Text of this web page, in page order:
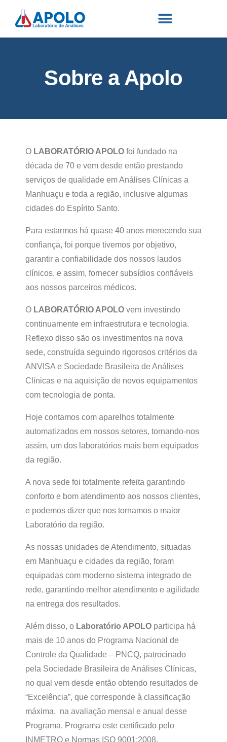
Sobre a Apolo
O LABORATÓRIO APOLO foi fundado na
década de 70 e vem desde então prestando
serviços de qualidade em Análises Clínicas a
Manhuaçu e toda a região, inclusive algumas
cidades do Espírito Santo.
Para estarmos há quase 40 anos merecendo sua
confiança, foi porque tivemos por objetivo,
garantir a confiabilidade dos nossos laudos
clínicos, e assim, fornecer subsídios confiáveis
aos nossos parceiros médicos.
O LABORATÓRIO APOLO vem investindo
continuamente em infraestrutura e tecnologia.
Reflexo disso são os investimentos na nova
sede, construída seguindo rigorosos critérios da
ANVISA e Sociedade Brasileira de Análises
Clínicas e na aquisição de novos equipamentos
com tecnologia de ponta.
Hoje contamos com aparelhos totalmente
automatizados em nossos setores, tornando-nos
assim, um dos laboratórios mais bem equipados
da região.
A nova sede foi totalmente refeita garantindo
conforto e bom atendimento aos nossos clientes,
e podemos dizer que nos tornamos o maior
Laboratório da região.
As nossas unidades de Atendimento, situadas
em Manhuaçu e cidades da região, foram
equipadas com moderno sistema integrado de
rede, garantindo melhor atendimento e agilidade
na entrega dos resultados.
Além disso, o Laboratório APOLO participa há
mais de 10 anos do Programa Nacional de
Controle da Qualidade – PNCQ, patrocinado
pela Sociedade Brasileira de Análises Clínicas,
no qual vem desde então obtendo resultados de
“Excelência”, que corresponde à classificação
máxima, na avaliação mensal e anual desse
Programa. Programa este certificado pelo
INMETRO e Normas ISO 9001:2008.